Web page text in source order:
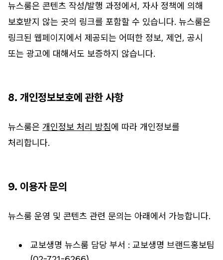
뉴스룸은 콘텐츠 작성/발행 과정에서, 자사 정책에 의해
보호받지 않는 곳의 링크를 포함할 수 있습니다. 뉴스룸은
링크된 웹페이지에서 제공되는 어떠한 정보, 제언, 공시
또는 광고에 대해서도 보증하지 않습니다.
8. 개인정보보호에 관한 사항
뉴스룸은 개인정보 처리 방침에 따라 개인정보를
처리합니다.
9. 이용자 문의
뉴스룸 운영 및 콘텐츠 관련 문의는 아래에서 가능합니다.
교보생명 뉴스룸 담당 부서 : 교보생명 브랜드홍보팀